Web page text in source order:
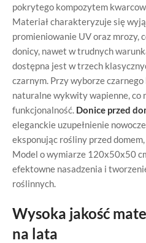
pokrytego kompozytem
Materiał charakteryzuje się
promieniowanie UV oraz mrozy,
donicy, nawet w trudnych
dostępna jest w trzech
czarnym. Przy wyborze
naturalne wykwity wapienne, co
funkcjonalność. Donice przed
eleganckie uzupełnienie
eksponując rośliny przed
Model o wymiarze 120x50x50
efektowne nasadzenia i
roślinnych.
Wysoka jakość
na lata